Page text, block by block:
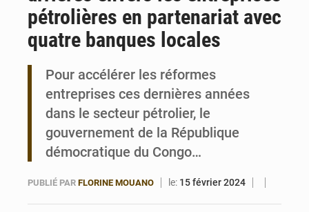
Bénin : Le CEG La Verdure de Ouèdo fait sa mue pour la rentrée
pétrolières en partenariat avec
quatre banques locales
Pour accélérer les réformes
entreprises ces dernières années
dans le secteur pétrolier, le
gouvernement de la République
démocratique du Congo…
PUBLIÉ PAR FLORINE MOUANO le: 15 février 2024